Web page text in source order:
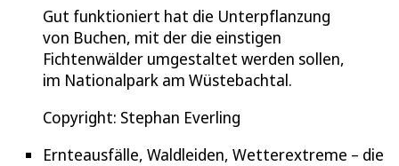
Gut funktioniert hat die Unterpflanzung
von Buchen, mit der die einstigen
Fichtenwälder umgestaltet werden sollen,
im Nationalpark am Wüstebachtal.
Copyright: Stephan Everling
Ernteausfälle, Waldleiden, Wetterextreme – die